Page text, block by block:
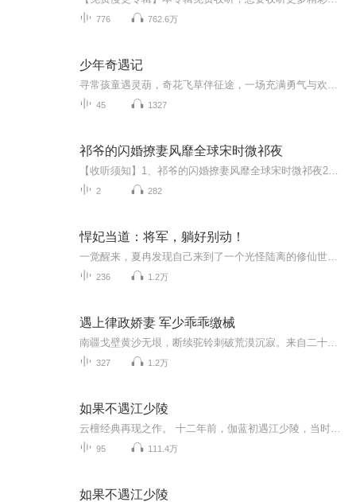
776 762.6万
少年奇遇记
45 1327
祁爷的闪婚撩妻风靡全球宋时微祁夜
2 282
悍妃当道：将军，躺好别动！
236 1.2万
遇上律政娇妻 军少乖乖缴械
327 1.2万
如果不遇江少陵
95 111.4万
如果不遇江少陵